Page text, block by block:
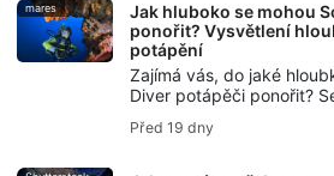
mares
Jak hluboko se mohou
ponořit? Vysvětlení
potápění
Zajímá vás, do jaké
Diver potápěči ponořit?
rekreačního potápění,
Před 19 dny